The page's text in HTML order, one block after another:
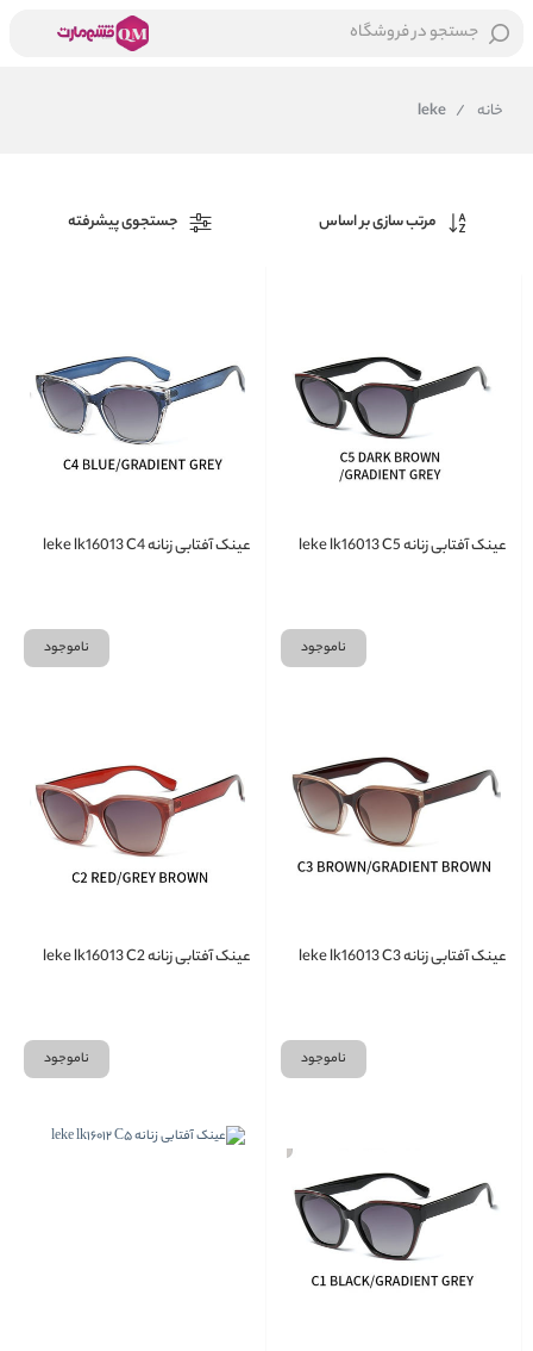
جستجو در فروشگاه
خانه /
leke
مرتب سازی بر اساس جستجوی پیشرفته
عینک آفتابی زنانه leke lk16013 C5
ناموجود
عینک آفتابی زنانه leke lk16013 C4
ناموجود
عینک آفتابی زنانه leke lk16013 C3
ناموجود
عینک آفتابی زنانه leke lk16013 C2
ناموجود